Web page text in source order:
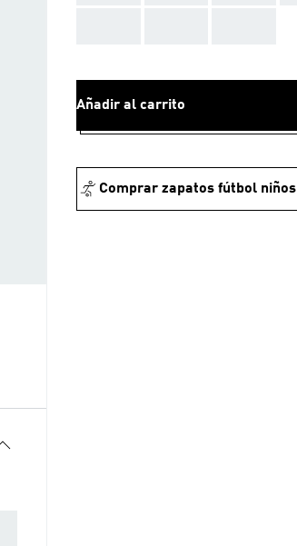
Añadir al carrito
Comprar zapatos fútbol niños